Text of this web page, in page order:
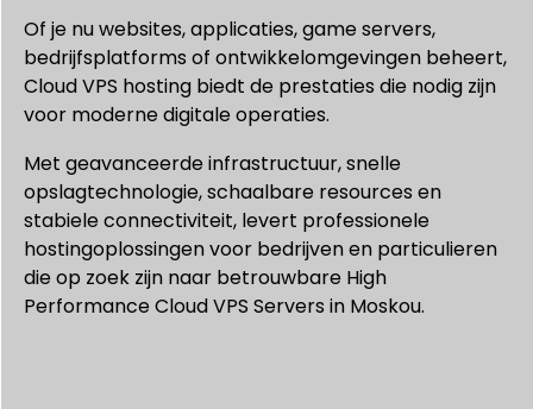
Of je nu websites, applicaties, game servers,
bedrijfsplatforms of ontwikkelomgevingen beheert,
Cloud VPS hosting biedt de prestaties die nodig zijn
voor moderne digitale operaties.
Met geavanceerde infrastructuur, snelle
opslagtechnologie, schaalbare resources en
stabiele connectiviteit, levert professionele
hostingoplossingen voor bedrijven en particulieren
die op zoek zijn naar betrouwbare High
Performance Cloud VPS Servers in Moskou.